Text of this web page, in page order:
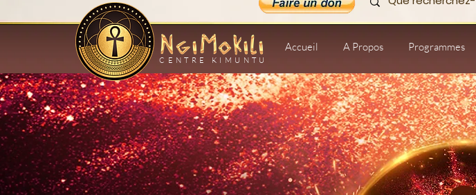
CENTRE KIMUNTU
Accueil A Propos Programmes